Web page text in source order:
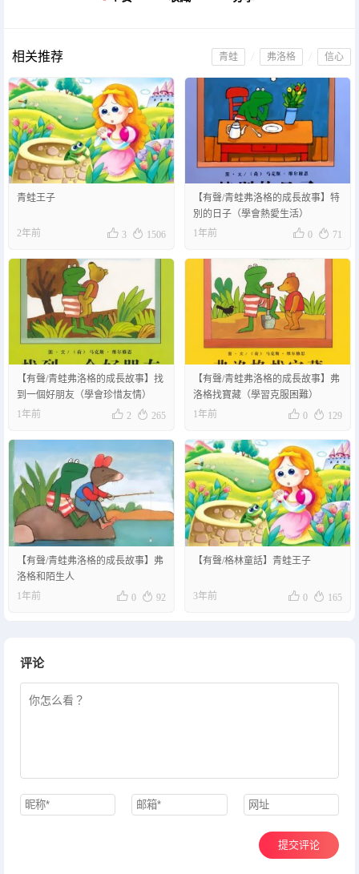
相关推荐 信心
弗洛格
青蛙
青蛙王子
2年前  3  1506
【有聲/青蛙弗洛格的成長故事】特
別的日子（學會熱愛生活）
1年前
 0  71
【有聲/青蛙弗洛格的成長故事】找
到一個好朋友（學會珍惜友情）
1年前
 2  265
【有聲/青蛙弗洛格的成長故事】弗
洛格找寶藏（學習克服困難）
1年前
 0  129
【有聲/青蛙弗洛格的成長故事】弗
洛格和陌生人
1年前
 0  92
【有聲/格林童話】青蛙王子
3年前  0  165
评论
提交评论